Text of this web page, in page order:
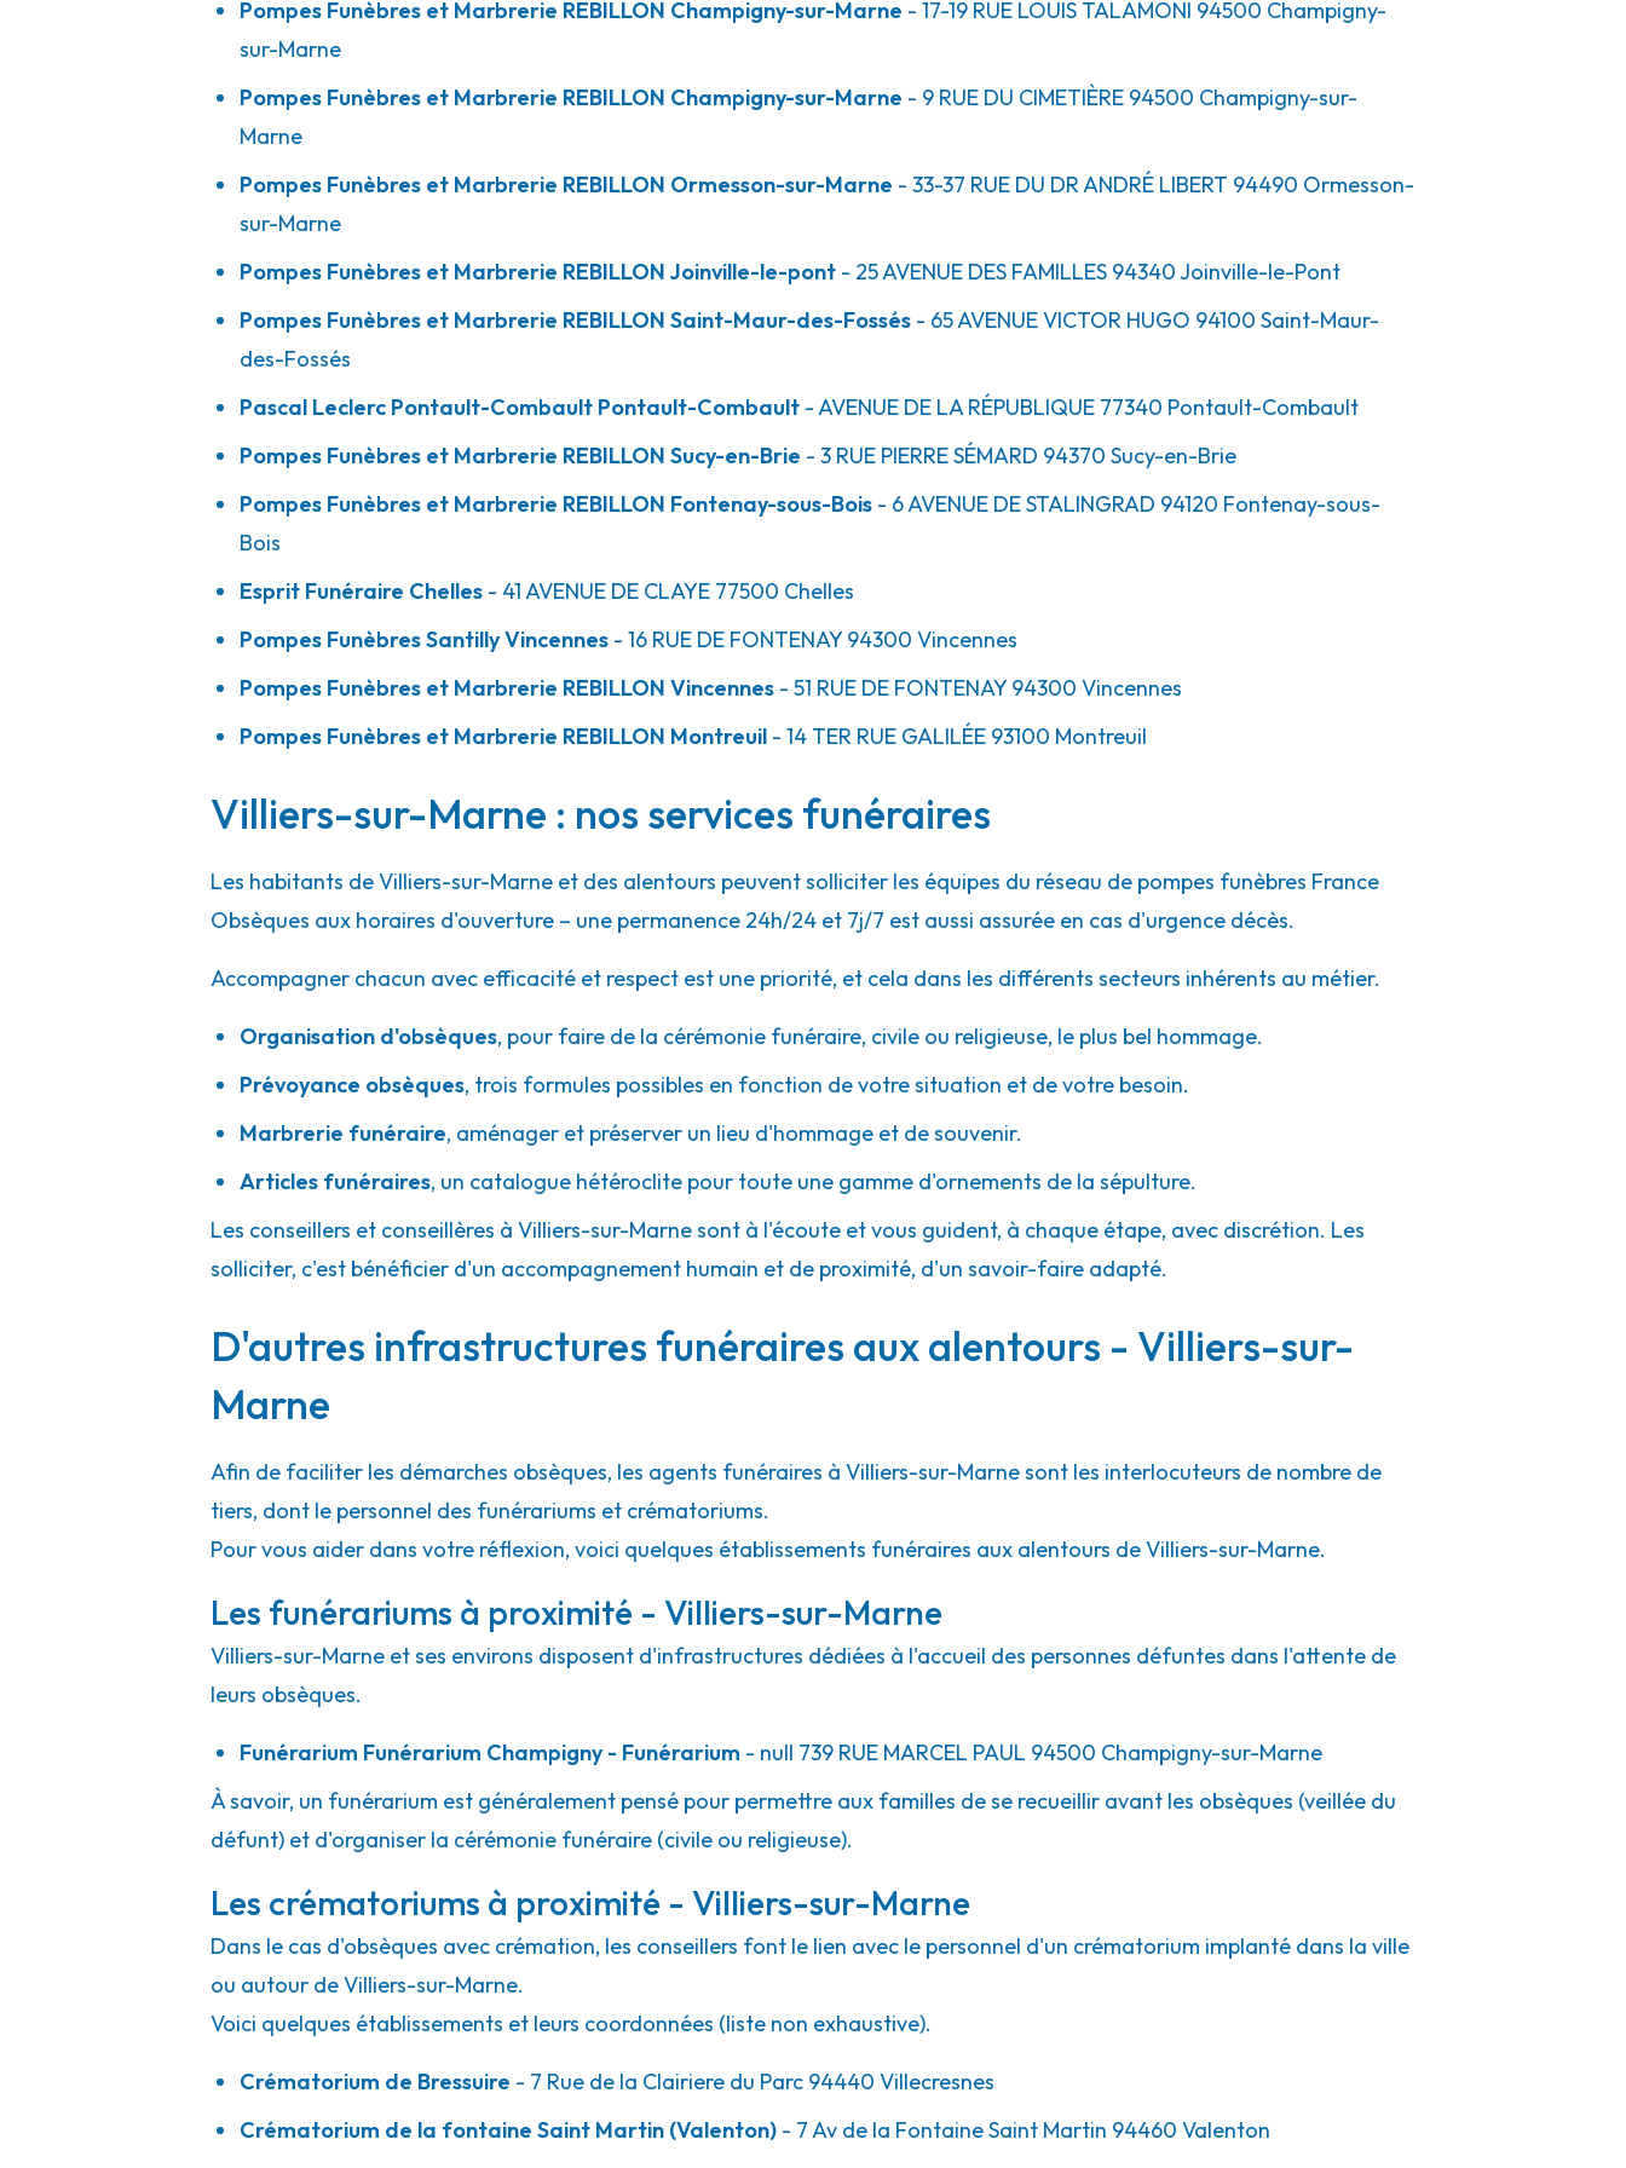
Consulter l'agence 01 56 74 10 40
A votre écoute 24h/24 7j/7
Rebillon - Fontenay-sous-Bois - Stalingrad
6 Avenue De Stalingrad -94120 Fontenay-sous-Bois
Consulter l'agence 01 48 77 24 06
A votre écoute 24h/24 7j/7
Esprit Funéraire - Chelles
09h-18h
41 Avenue De Claye- 77500 Chelles
Consulter l'agence
Pompes Funèbres Santilly - Vincennes
7.7km
16 Rue De Fontenay-94300 Vincennes
A votre écoute 24h/24 7j/7
Rebillon - Vincennes
8.0km
09h-12h3013h30-18h
Consulter l'agence 01 43 28 00 38
A votre écoute 24h/24 7j/7
Rebillon - Montreuil
09h-12h14h-18h
-93100 Montreuil
A votre écoute 24h/24 7j/7
Pompes Funèbres et Marbrerie REBILLON Champigny-sur-Marne - 17-19 RUE LOUIS TALAMONI 94500 Champigny-
sur-Marne
Pompes Funèbres et Marbrerie REBILLON Champigny-sur-Marne - 9 RUE DU CIMETIÈRE 94500 Champigny-sur-
Marne
Pompes Funèbres et Marbrerie REBILLON Ormesson-sur-Marne - 33-37 RUE DU DR ANDRÉ LIBERT 94490 Ormesson-
sur-Marne
Pompes Funèbres et Marbrerie REBILLON Joinville-le-pont - 25 AVENUE DES FAMILLES 94340Joinville-le-Pont
Pompes Funèbres et Marbrerie REBILLON Saint-Maur-des-Fossés - 65 AVENUE VICTOR HUGO 94100 Saint-Maur-
des-Fossés
Pascal Leclerc Pontault-Combault Pontault-Combault - AVENUE DE LA RÉPUBLIQUE 77340 Pontault-Combault
Pompes Funèbres et Marbrerie REBILLON Sucy-en-Brie - 3 RUE PIERRE SÉMARD 94370 Sucy-en-Brie
Pompes Funèbres et Marbrerie REBILLON Fontenay-sous-Bois - 6 AVENUE DE STALINGRAD 94120 Fontenay-sous-
Bois
Esprit Funéraire Chelles - 41 AVENUE DE CLAYE 77500 Chelles
Pompes Funèbres Santilly Vincennes - 16 RUE DE FONTENAY 94300 Vincennes
Pompes Funèbres et Marbrerie REBILLON Vincennes - 51 RUE DE FONTENAY 94300 Vincennes
Pompes Funèbres et Marbrerie REBILLON Montreuil - 14 TER RUE GALILÉE 93100 Montreuil
Villiers-sur-Marne : nos services funéraires
Les habitants de Villiers-sur-Marne et des alentours peuvent solliciter les équipes du réseau de pompes funèbres France
Obsèques aux horaires d'ouverture – une permanence 24h/24 et 7j/7 est aussi assurée en cas d'urgence décès.
Accompagner chacun avec efficacité et respect est une priorité, et cela dans les différents secteurs inhérents au métier.
Organisation d'obsèques, pour faire de la cérémonie funéraire, civile ou religieuse, le plus bel hommage.
Prévoyance obsèques, trois formules possibles en fonction de votre situation et de votre besoin.
Marbrerie funéraire, aménager et préserver un lieu d'hommage et de souvenir.
Articles funéraires, un catalogue hétéroclite pour toute une gamme d'ornements de la sépulture.
Les conseillers et conseillères à Villiers-sur-Marne sont à l'écoute et vous guident, à chaque étape, avec discrétion. Les
solliciter, c'est bénéficier d'un accompagnement humain et de proximité, d'un savoir-faire adapté.
D'autres infrastructures funéraires aux alentours - Villiers-sur-
Marne
Afin de faciliter les démarches obsèques, les agents funéraires à Villiers-sur-Marne sont les interlocuteurs de nombre de
tiers, dont le personnel des funérariums et crématoriums.
Pour vous aider dans votre réflexion, voici quelques établissements funéraires aux alentours de Villiers-sur-Marne.
Les funérariums à proximité - Villiers-sur-Marne
Villiers-sur-Marne et ses environs disposent d'infrastructures dédiées à l'accueil des personnes défuntes dans l'attente de
leurs obsèques.
Funérarium Funérarium Champigny - Funérarium - null 739 RUE MARCEL PAUL 94500 Champigny-sur-Marne
À savoir, un funérarium est généralement pensé pour permettre aux familles de se recueillir avant les obsèques (veillée du
défunt) et d'organiser la cérémonie funéraire (civile ou religieuse).
Les crématoriums à proximité - Villiers-sur-Marne
Dans le cas d'obsèques avec crémation, les conseillers font le lien avec le personnel d'un crématorium implanté dans la ville
ou autour de Villiers-sur-Marne.
Voici quelques établissements et leurs coordonnées (liste non exhaustive).
Crématorium de Bressuire - 7 Rue de la Clairiere du Parc 94440 Villecresnes
Crématorium de la fontaine Saint Martin (Valenton) - 7 Av de la Fontaine Saint Martin 94460 Valenton